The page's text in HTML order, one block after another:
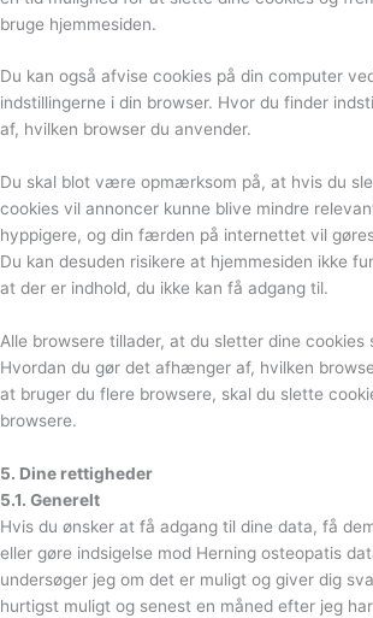
bruge hjemmesiden.
Du kan også afvise cookies på din computer
indstillingerne i din browser. Hvor du finder
af, hvilken browser du anvender.
Du skal blot være opmærksom på, at hvis du
cookies vil annoncer kunne blive mindre
hyppigere, og din færden på internettet vil
Du kan desuden risikere at hjemmesiden ikke
at der er indhold, du ikke kan få adgang til.
Alle browsere tillader, at du sletter dine cookies
Hvordan du gør det afhænger af, hvilken
at bruger du flere browsere, skal du slette
browsere.
5. Dine rettigheder
5.1. Generelt
Hvis du ønsker at få adgang til dine data, få
eller gøre indsigelse mod Herning osteopatis
undersøger jeg om det er muligt og giver dig
hurtigst muligt og senest en måned efter jeg